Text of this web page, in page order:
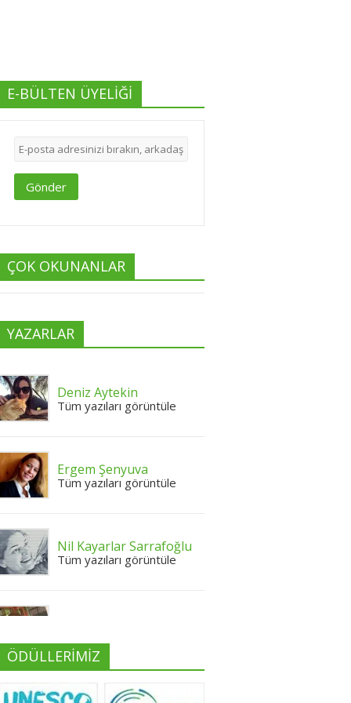
E-BÜLTEN ÜYELİĞİ
Gönder
ÇOK OKUNANLAR
YAZARLAR
Deniz Aytekin
Tüm yazıları görüntüle
Ergem Şenyuva
Tüm yazıları görüntüle
Nil Kayarlar Sarrafoğlu
Tüm yazıları görüntüle
Neslihan Edeş
ÖDÜLLERİMİZ